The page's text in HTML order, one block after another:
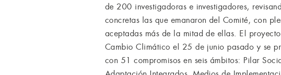
de 200 investigadoras e investigadores,
concretas las que emanaron del Comité, con
aceptadas más de la mitad de ellas. El
Cambio Climático el 25 de junio pasado y se
con 51 compromisos en seis ámbitos: Pilar